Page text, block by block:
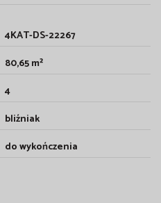
4KAT-DS-22267
80,65 m²
4
bliźniak
do wykończenia